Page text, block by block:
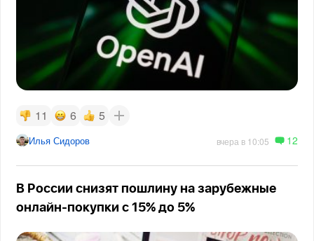
11 6 5
Илья Сидоров вчера в 10:05 12
В России снизят пошлину на зарубежные
онлайн-покупки с 15% до 5%